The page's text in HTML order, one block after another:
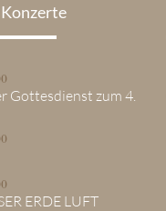
Gottesdienst zum 4.
ERDE LUFT